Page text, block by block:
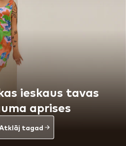
ieskaus tavas
aprises
tagad